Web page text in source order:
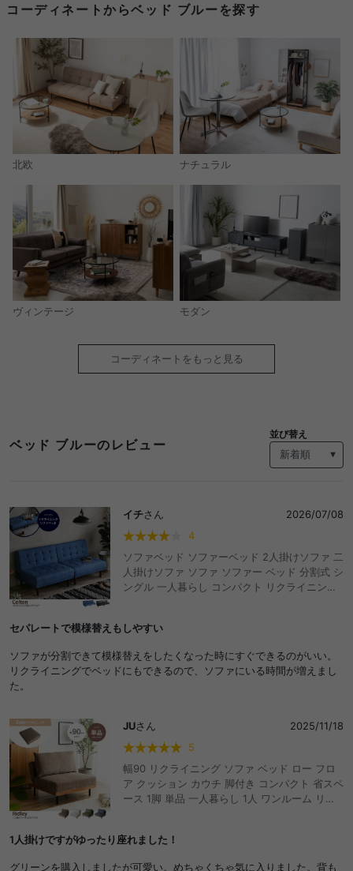
コーディネートからベッド ブルーを探す
北欧 ナチュラル
ヴィンテージ モダン
コーディネートをもっと見る
ベッド ブルーのレビュー
並び替え
イチさん
2026/07/08
4
ソファベッド ソファーベッド 2人掛けソファ 二
人掛けソファ ソファ ソファー ベッド 分割式 シ
ングル 一人暮らし コンパクト リクライニング
セパレートで模様替えもしやすい
ソファが分割できて模様替えをしたくなった時にすぐできるのがいい。
リクライニングでベッドにもできるので、ソファにいる時間が増えまし
た。
JUさん
2025/11/18
5
幅90 リクライニング ソファ ベッド ロー フロ
ア クッション カウチ 脚付き コンパクト 省スペ
ース 1脚 単品 一人暮らし 1人 ワンルーム リビ
1人掛けですがゆったり座れました！
グリーンを購入しましたが可愛い。めちゃくちゃ気に入りました。背も